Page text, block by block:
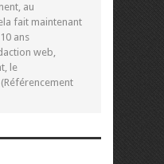
au
fait maintenant
ans
web,
le